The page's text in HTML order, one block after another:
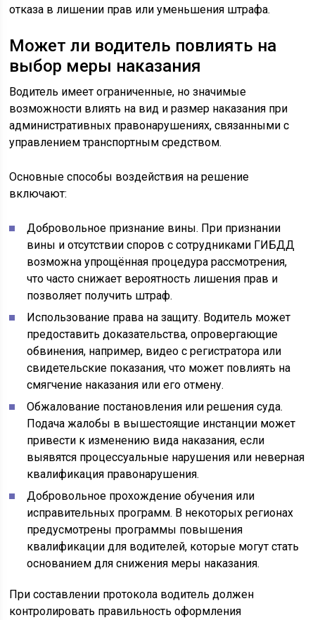
отказа в лишении прав или уменьшения штрафа.
Может ли водитель повлиять на
выбор меры наказания
Водитель имеет ограниченные, но значимые
возможности влиять на вид и размер наказания при
административных правонарушениях, связанными с
управлением транспортным средством.
Основные способы воздействия на решение
включают:
Добровольное признание вины. При признании
вины и отсутствии споров с сотрудниками ГИБДД
возможна упрощённая процедура рассмотрения,
что часто снижает вероятность лишения прав и
позволяет получить штраф.
Использование права на защиту. Водитель может
предоставить доказательства, опровергающие
обвинения, например, видео с регистратора или
свидетельские показания, что может повлиять на
смягчение наказания или его отмену.
Обжалование постановления или решения суда.
Подача жалобы в вышестоящие инстанции может
привести к изменению вида наказания, если
выявятся процессуальные нарушения или неверная
квалификация правонарушения.
Добровольное прохождение обучения или
исправительных программ. В некоторых регионах
предусмотрены программы повышения
квалификации для водителей, которые могут стать
основанием для снижения меры наказания.
При составлении протокола водитель должен
контролировать правильность оформления